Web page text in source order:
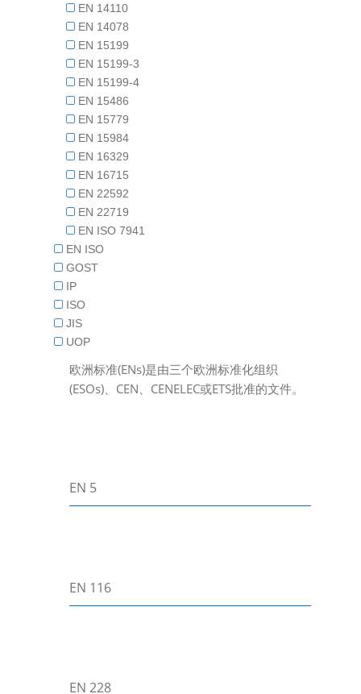
EN 14110
EN 14078
EN 15199
EN 15199-3
EN 15199-4
EN 15486
EN 15779
EN 15984
EN 16329
EN 16715
EN 22592
EN 22719
EN ISO 7941
EN ISO
GOST
IP
ISO
JIS
UOP
欧洲标准(ENs)是由三个欧洲标准化组织
(ESOs)、CEN、CENELEC或ETS批准的文件。
EN 5
EN 116
EN 228